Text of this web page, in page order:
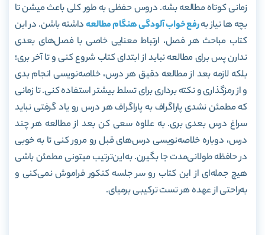
زمانی کوتاه مطالعه بشه. دروس حفظی به طور کلی باعث میشن تا
بچه ها نیاز بهرفع خواب آلودگی هنگام مطالعهداشته باشن. در این
کتاب مباحث هر فصل، ارتباط معنایی خاصی با فصل‌های بعدی
ندارن پس برای مطالعه نباید از ابتدای کتاب شروع کنی و تا آخر بری؛
بلکه لازمه بعد از مطالعه دقیق هر درس، خلاصه‌نویسی انجام بدی
و از رمزگذاری و نکته برداری برای تسلط بیشتر استفاده کنی. تا زمانی
که مطمئن نشدی پاراگراف به پاراگراف هر درس رو یاد گرفتی نباید
سراغ درس بعدی بری. به علاوه سعی کن بعد از مطالعه هر چند
درس، دوباره خلاصه‌نویسی درس‌های قبل رو مرور کنی تا به خوبی
در حافظه طولانی‌مدت جا بگیرن. به‌این‌ترتیب میتونی مطمئن باشی
هیچ جمله‌ای از این کتاب رو سر جلسه کنکور فراموش نمی‌کنی و
به‌راحتی از عهده هر تست ترکیبی برمیای.